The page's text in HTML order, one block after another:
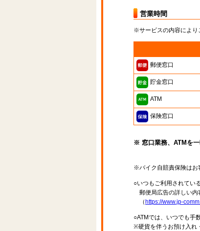
営業時間
※サービスの内容により
郵便窓口
貯金窓口
ATM
保険窓口
※ 窓口業務、ATMを一
※バイク自賠責保険はお
○いつもご利用されてい
郵便局広告の詳しい内
（ https://www.jp-
○ATMでは、いつでも手
※硬貨を伴うお預け入れ